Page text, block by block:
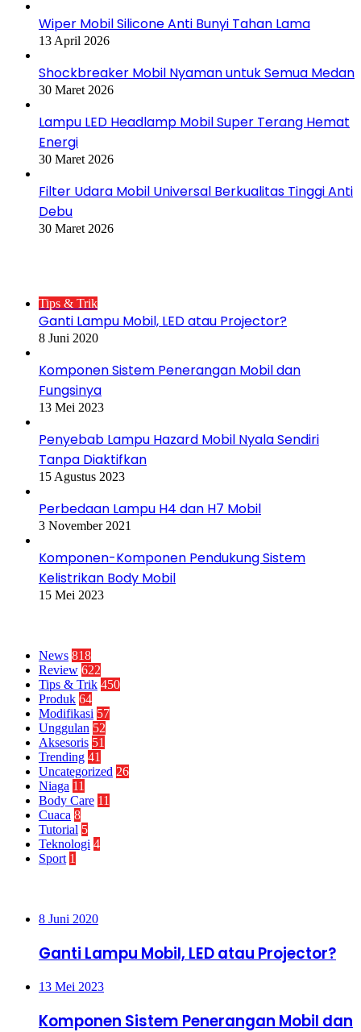
Wiper Mobil Silicone Anti Bunyi Tahan Lama
13 April 2026
Shockbreaker Mobil Nyaman untuk Semua Medan
30 Maret 2026
Lampu LED Headlamp Mobil Super Terang Hemat
Energi
30 Maret 2026
Filter Udara Mobil Universal Berkualitas Tinggi Anti
Debu
30 Maret 2026
Tips & Trik
Ganti Lampu Mobil, LED atau Projector?
8 Juni 2020
Komponen Sistem Penerangan Mobil dan
Fungsinya
13 Mei 2023
Penyebab Lampu Hazard Mobil Nyala Sendiri
Tanpa Diaktifkan
15 Agustus 2023
Perbedaan Lampu H4 dan H7 Mobil
3 November 2021
Komponen-Komponen Pendukung Sistem
Kelistrikan Body Mobil
15 Mei 2023
News 818
Review 622
Tips & Trik 450
Produk 64
Modifikasi 57
Unggulan 52
Aksesoris 51
Trending 41
Uncategorized 26
Niaga 11
Body Care 11
Cuaca 8
Tutorial 5
Teknologi 4
Sport 1
8 Juni 2020
Ganti Lampu Mobil, LED atau Projector?
13 Mei 2023
Komponen Sistem Penerangan Mobil dan